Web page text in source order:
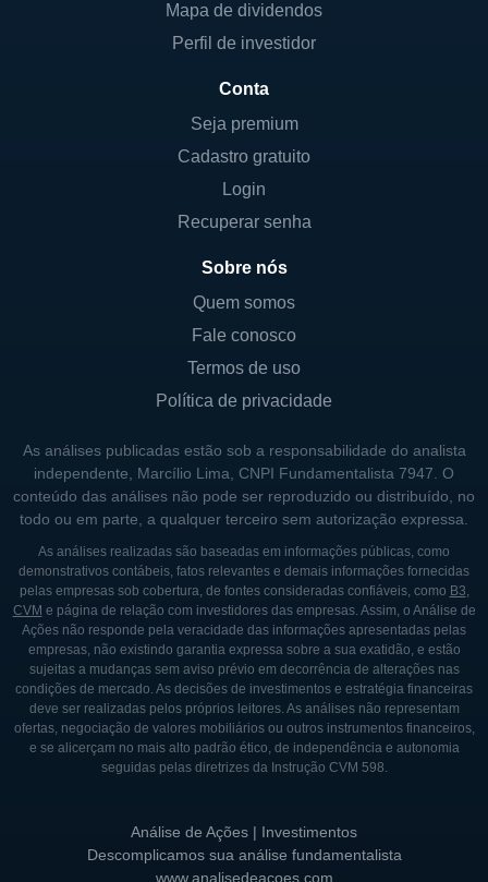
Mapa de dividendos
Perfil de investidor
Conta
Seja premium
Cadastro gratuito
Login
Recuperar senha
Sobre nós
Quem somos
Fale conosco
Termos de uso
Política de privacidade
As análises publicadas estão sob a responsabilidade do analista
independente, Marcílio Lima, CNPI Fundamentalista 7947. O
conteúdo das análises não pode ser reproduzido ou distribuído, no
todo ou em parte, a qualquer terceiro sem autorização expressa.
As análises realizadas são baseadas em informações públicas, como
demonstrativos contábeis, fatos relevantes e demais informações fornecidas
pelas empresas sob cobertura, de fontes consideradas confiáveis, como B3,
CVM e página de relação com investidores das empresas. Assim, o Análise de
Ações não responde pela veracidade das informações apresentadas pelas
empresas, não existindo garantia expressa sobre a sua exatidão, e estão
sujeitas a mudanças sem aviso prévio em decorrência de alterações nas
condições de mercado. As decisões de investimentos e estratégia financeiras
deve ser realizadas pelos próprios leitores. As análises não representam
ofertas, negociação de valores mobiliários ou outros instrumentos financeiros,
e se alicerçam no mais alto padrão ético, de independência e autonomia
seguidas pelas diretrizes da Instrução CVM 598.
Análise de Ações | Investimentos
Descomplicamos sua análise fundamentalista
www.analisedeacoes.com